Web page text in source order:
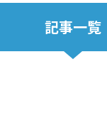
記事一覧